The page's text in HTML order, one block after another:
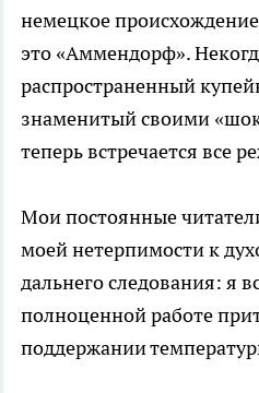
немецкое
это «Аммендорф».
распространенный
знаменитый своими
теперь встречается все
Мои постоянные
моей нетерпимости к
дальнего следования: я
полноценной работе
поддержании